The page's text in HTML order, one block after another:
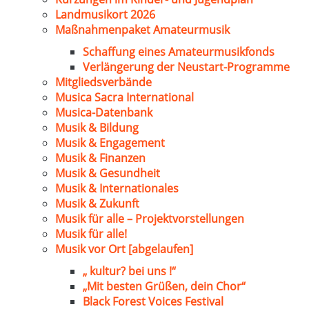
Landmusikort 2026
Maßnahmenpaket Amateurmusik
Schaffung eines Amateurmusikfonds
Verlängerung der Neustart-Programme
Mitgliedsverbände
Musica Sacra International
Musica-Datenbank
Musik & Bildung
Musik & Engagement
Musik & Finanzen
Musik & Gesundheit
Musik & Internationales
Musik & Zukunft
Musik für alle – Projektvorstellungen
Musik für alle!
Musik vor Ort [abgelaufen]
„ kultur? bei uns !“
„Mit besten Grüßen, dein Chor“
Black Forest Voices Festival